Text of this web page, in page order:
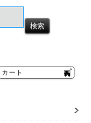
カート